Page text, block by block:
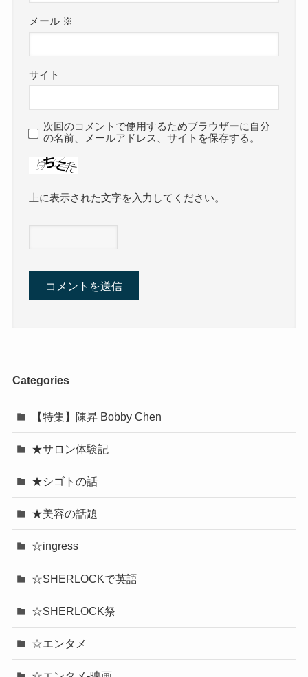
メール ※
サイト
次回のコメントで使用するためブラウザーに自分
の名前、メールアドレス、サイトを保存する。
上に表示された文字を入力してください。
Categories
【特集】陳昇 Bobby Chen
★サロン体験記
★シゴトの話
★美容の話題
☆ingress
☆SHERLOCKで英語
☆SHERLOCK祭
☆エンタメ